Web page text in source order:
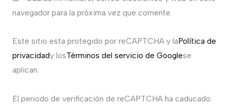
navegador para la próxima vez que comente.
Este sitio esta protegido por reCAPTCHA y laPolítica de
privacidady losTérminos del servicio de Googlese
aplican.
El periodo de verificación de reCAPTCHA ha caducado.